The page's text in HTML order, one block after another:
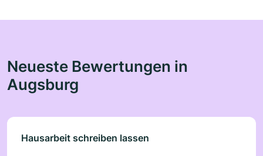
Neueste Bewertungen in
Augsburg
Hausarbeit schreiben lassen